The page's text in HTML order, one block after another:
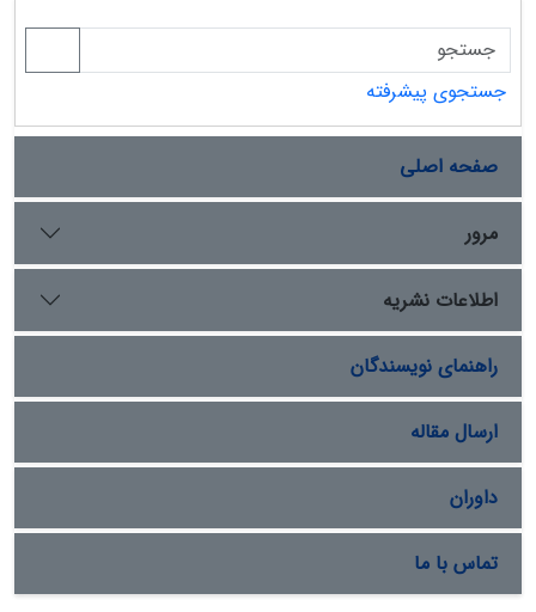
جستجوی پیشرفته
صفحه اصلی
مرور
اطلاعات نشریه
راهنمای نویسندگان
ارسال مقاله
داوران
تماس با ما